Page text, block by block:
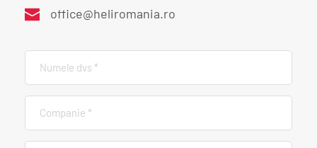
office@heliromania.ro